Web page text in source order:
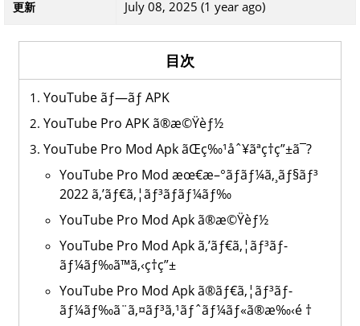
更新 July 08, 2025 (1 year ago)
目次
YouTube ãƒ—ãƒ­ APK
YouTube Pro APK ã®æ©Ÿèƒ½
YouTube Pro Mod Apk ãŒç‰¹åˆ¥ãªç†ç”±ã¯?
YouTube Pro Mod æœ€æ–°ãƒãƒ¼ã‚¸ãƒ§ãƒ³
2022 ã‚’ãƒ€ã‚¦ãƒ³ãƒ­ãƒ¼ãƒ‰
YouTube Pro Mod Apk ã®æ©Ÿèƒ½
YouTube Pro Mod Apk ã‚’ãƒ€ã‚¦ãƒ³ãƒ­
ãƒ¼ãƒ‰ã™ã‚‹ç†ç”±
YouTube Pro Mod Apk ã®ãƒ€ã‚¦ãƒ³ãƒ­
ãƒ¼ãƒ‰ã¨ã‚¤ãƒ³ã‚¹ãƒˆãƒ¼ãƒ«ã®æ‰‹é †